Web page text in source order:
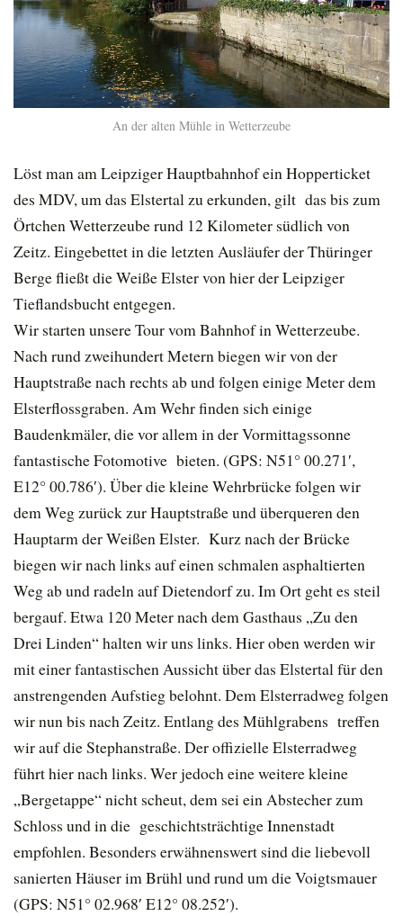
An der alten Mühle in Wetterzeube
Löst man am Leipziger Hauptbahnhof ein Hopperticket
des MDV, um das Elstertal zu erkunden, gilt das bis zum
Örtchen Wetterzeube rund 12 Kilometer südlich von
Zeitz. Eingebettet in die letzten Ausläufer der Thüringer
Berge fließt die Weiße Elster von hier der Leipziger
Tieflandsbucht entgegen.
Wir starten unsere Tour vom Bahnhof in Wetterzeube.
Nach rund zweihundert Metern biegen wir von der
Hauptstraße nach rechts ab und folgen einige Meter dem
Elsterflossgraben. Am Wehr finden sich einige
Baudenkmäler, die vor allem in der Vormittagssonne
fantastische Fotomotive bieten. (GPS: N51° 00.271′,
E12° 00.786′). Über die kleine Wehrbrücke folgen wir
dem Weg zurück zur Hauptstraße und überqueren den
Hauptarm der Weißen Elster. Kurz nach der Brücke
biegen wir nach links auf einen schmalen asphaltierten
Weg ab und radeln auf Dietendorf zu. Im Ort geht es steil
bergauf. Etwa 120 Meter nach dem Gasthaus „Zu den
Drei Linden“ halten wir uns links. Hier oben werden wir
mit einer fantastischen Aussicht über das Elstertal für den
anstrengenden Aufstieg belohnt. Dem Elsterradweg folgen
wir nun bis nach Zeitz. Entlang des Mühlgrabens treffen
wir auf die Stephanstraße. Der offizielle Elsterradweg
führt hier nach links. Wer jedoch eine weitere kleine
„Bergetappe“ nicht scheut, dem sei ein Abstecher zum
Schloss und in die geschichtsträchtige Innenstadt
empfohlen. Besonders erwähnenswert sind die liebevoll
sanierten Häuser im Brühl und rund um die Voigtsmauer
(GPS: N51° 02.968′ E12° 08.252′).